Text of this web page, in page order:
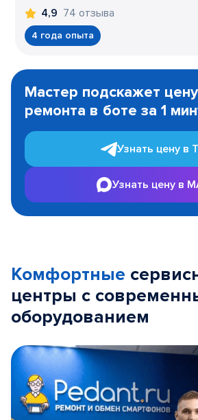
4,9 74 отзыва
4 года опыта
1
Мастер подскажет
ремонта в боте за 1
Узнать цену в
Узнать цену в
Комфортные
центры с
оборудованием